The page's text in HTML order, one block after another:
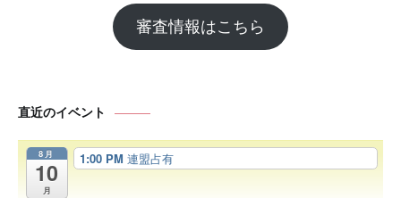
審査情報はこちら
直近のイベント
8月
10
月
1:00 PM 連盟占有